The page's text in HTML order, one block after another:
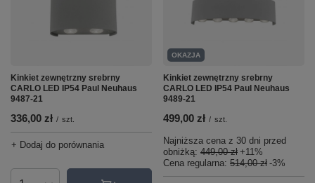
Kinkiet zewnętrzny srebrny
CARLO LED IP54 Paul Neuhaus
9487-21
336,00 zł / szt.
+ Dodaj do porównania
OKAZJA
Kinkiet zewnętrzny srebrny
CARLO LED IP54 Paul Neuhaus
9489-21
499,00 zł / szt.
Najniższa cena z 30 dni przed
obniżką: 449,00 zł +11%
Cena regularna: 514,00 zł -3%